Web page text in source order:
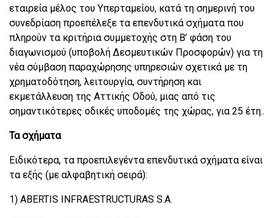
εταιρεία μέλος του Υπερταμείου, κατά τη σημερινή του
συνεδρίαση προεπέλεξε τα επενδυτικά σχήματα που
πληρούν τα κριτήρια συμμετοχής στη Β’ φάση του
διαγωνισμού (υποβολή Δεσμευτικών Προσφορών) για τη
νέα σύμβαση παραχώρησης υπηρεσιών σχετικά με τη
χρηματοδότηση, λειτουργία, συντήρηση και
εκμετάλλευση της Αττικής Οδού, μιας από τις
σημαντικότερες οδικές υποδομές της χώρας, για 25 έτη..
Τα σχήματα
Ειδικότερα, τα προεπιλεγέντα επενδυτικά σχήματα είναι
τα εξής (με αλφαβητική σειρά):
1) ABERTIS INFRAESTRUCTURAS S.A.